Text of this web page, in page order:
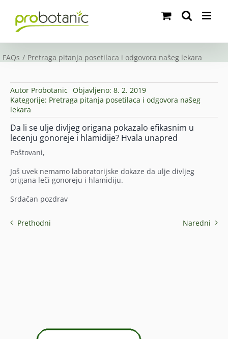
content
FAQs Pretraga pitanja posetilaca i odgovora našeg lekara
Autor Probotanic Objavljeno: 8. 2. 2019
Kategorije: Pretraga pitanja posetilaca i odgovora našeg
lekara
Da li se ulje divljeg origana pokazalo efikasnim u
lecenju gonoreje i hlamidije? Hvala unapred
Poštovani,
Još uvek nemamo laboratorijske dokaze da ulje divljeg
origana leči gonoreju i hlamidiju.
Srdačan pozdrav
Prethodni Naredni